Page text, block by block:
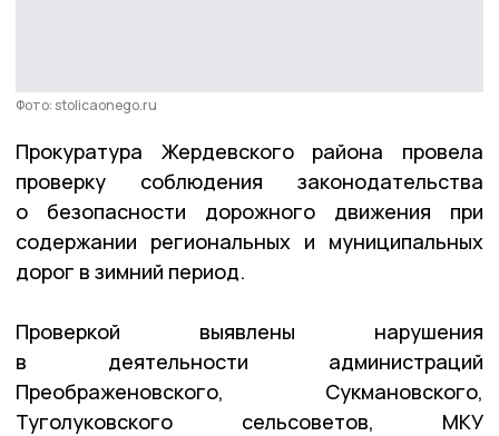
Фото: stolicaonego.ru
Прокуратура Жердевского района провела
проверку соблюдения законодательства
о безопасности дорожного движения при
содержании региональных и муниципальных
дорог в зимний период.
Проверкой выявлены нарушения
в деятельности администраций
Преображеновского, Сукмановского,
Туголуковского сельсоветов, МКУ